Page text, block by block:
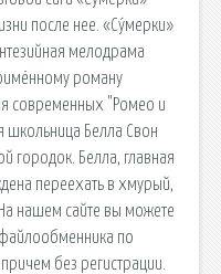
после нее. «Су́мерки»
мелодрама
роману
современных "Ромео и
школьница Белла Свон
городок. Белла, главная
переехать в хмурый,
нашем сайте вы можете
по
без регистрации.